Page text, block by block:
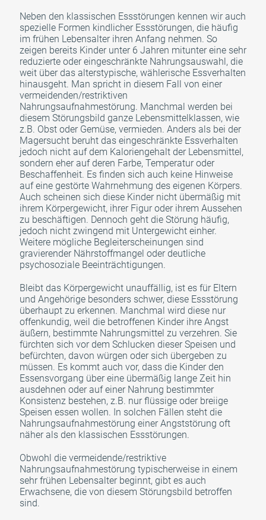
Neben den klassischen Essstörungen kennen wir auch
spezielle Formen kindlicher Essstörungen, die häufig
im frühen Lebensalter ihren Anfang nehmen. So
zeigen bereits Kinder unter 6 Jahren mitunter eine sehr
reduzierte oder eingeschränkte Nahrungsauswahl, die
weit über das alterstypische, wählerische Essverhalten
hinausgeht. Man spricht in diesem Fall von einer
vermeidenden/restriktiven
Nahrungsaufnahmestörung. Manchmal werden bei
diesem Störungsbild ganze Lebensmittelklassen, wie
z.B. Obst oder Gemüse, vermieden. Anders als bei der
Magersucht beruht das eingeschränkte Essverhalten
jedoch nicht auf dem Kaloriengehalt der Lebensmittel,
sondern eher auf deren Farbe, Temperatur oder
Beschaffenheit. Es finden sich auch keine Hinweise
auf eine gestörte Wahrnehmung des eigenen Körpers.
Auch scheinen sich diese Kinder nicht übermäßig mit
ihrem Körpergewicht, ihrer Figur oder ihrem Aussehen
zu beschäftigen. Dennoch geht die Störung häufig,
jedoch nicht zwingend mit Untergewicht einher.
Weitere mögliche Begleiterscheinungen sind
gravierender Nährstoffmangel oder deutliche
psychosoziale Beeinträchtigungen.
Bleibt das Körpergewicht unauffällig, ist es für Eltern
und Angehörige besonders schwer, diese Essstörung
überhaupt zu erkennen. Manchmal wird diese nur
offenkundig, weil die betroffenen Kinder ihre Angst
äußern, bestimmte Nahrungsmittel zu verzehren. Sie
fürchten sich vor dem Schlucken dieser Speisen und
befürchten, davon würgen oder sich übergeben zu
müssen. Es kommt auch vor, dass die Kinder den
Essensvorgang über eine übermäßig lange Zeit hin
ausdehnen oder auf einer Nahrung bestimmter
Konsistenz bestehen, z.B. nur flüssige oder breiige
Speisen essen wollen. In solchen Fällen steht die
Nahrungsaufnahmestörung einer Angststörung oft
näher als den klassischen Essstörungen.
Obwohl die vermeidende/restriktive
Nahrungsaufnahmestörung typischerweise in einem
sehr frühen Lebensalter beginnt, gibt es auch
Erwachsene, die von diesem Störungsbild betroffen
sind.